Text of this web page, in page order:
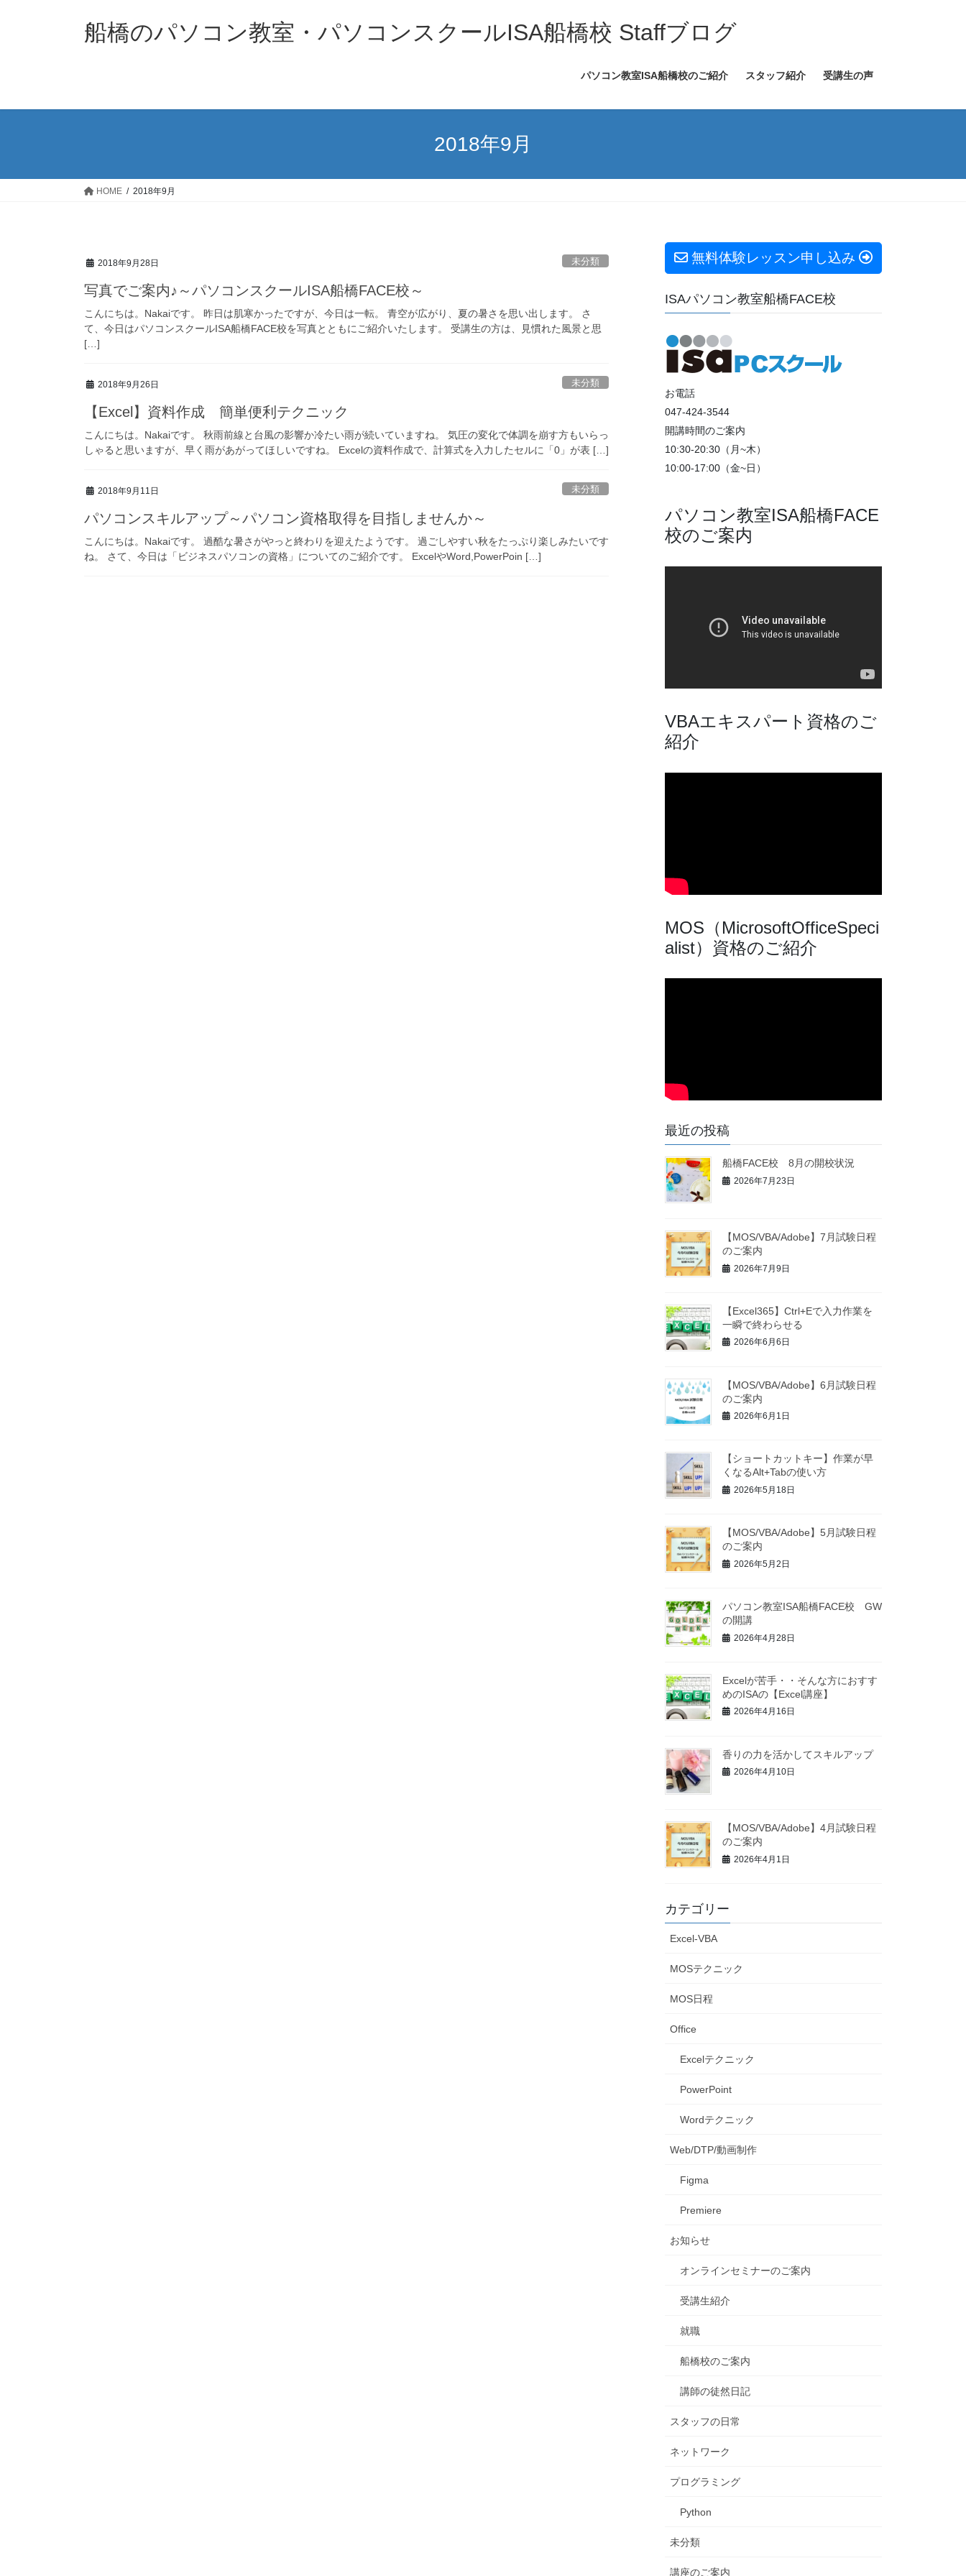
ス
ン
船橋のパソコン教室・パソコンスクールISA船橋校 Staffブログ
パソコン教室ISA船橋校のご紹介 スタッフ紹介 受講生の声
2018年9月
HOME 2018年9月
2018年9月28日 未分類
写真でご案内♪～パソコンスクールISA船橋FACE校～
こんにちは。Nakaiです。 昨日は肌寒かったですが、今日は一転。 青空が広がり、夏の暑さを思い出します。 さ
て、今日はパソコンスクールISA船橋FACE校を写真とともにご紹介いたします。 受講生の方は、見慣れた風景と思
[…]
2018年9月26日 未分類
【Excel】資料作成 簡単便利テクニック
こんにちは。Nakaiです。 秋雨前線と台風の影響か冷たい雨が続いていますね。 気圧の変化で体調を崩す方もいらっ
しゃると思いますが、早く雨があがってほしいですね。 Excelの資料作成で、計算式を入力したセルに「0」が表 […]
2018年9月11日 未分類
パソコンスキルアップ～パソコン資格取得を目指しませんか～
こんにちは。Nakaiです。 過酷な暑さがやっと終わりを迎えたようです。 過ごしやすい秋をたっぷり楽しみたいです
ね。 さて、今日は「ビジネスパソコンの資格」についてのご紹介です。 ExcelやWord,PowerPoin […]
無料体験レッスン申し込み
ISAパソコン教室船橋FACE校
お電話
047-424-3544
開講時間のご案内
10:30-20:30（月~木）
10:00-17:00（金~日）
パソコン教室ISA船橋FACE
校のご案内
VBAエキスパート資格のご
紹介
MOS（MicrosoftOfficeSpeci
alist）資格のご紹介
最近の投稿
船橋FACE校 8月の開校状況
2026年7月23日
【MOS/VBA/Adobe】7月試験日程
のご案内
2026年7月9日
【Excel365】Ctrl+Eで入力作業を
一瞬で終わらせる
2026年6月6日
【MOS/VBA/Adobe】6月試験日程
のご案内
2026年6月1日
【ショートカットキー】作業が早
くなるAlt+Tabの使い方
2026年5月18日
【MOS/VBA/Adobe】5月試験日程
のご案内
2026年5月2日
パソコン教室ISA船橋FACE校 GW
の開講
2026年4月28日
Excelが苦手・・そんな方におすす
めのISAの【Excel講座】
2026年4月16日
香りの力を活かしてスキルアップ
2026年4月10日
【MOS/VBA/Adobe】4月試験日程
のご案内
2026年4月1日
カテゴリー
Excel-VBA
MOSテクニック
MOS日程
Office
Excelテクニック
PowerPoint
Wordテクニック
Web/DTP/動画制作
Figma
Premiere
お知らせ
オンラインセミナーのご案内
受講生紹介
就職
船橋校のご案内
講師の徒然日記
スタッフの日常
ネットワーク
プログラミング
Python
未分類
講座のご案内